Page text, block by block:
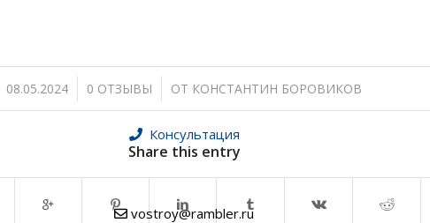
Консультация
vostroy@rambler.ru
08.05.2024
/ 0 ОТЗЫВЫ
/ ОТ КОНСТАНТИН БОРОВИКОВ
Share this entry